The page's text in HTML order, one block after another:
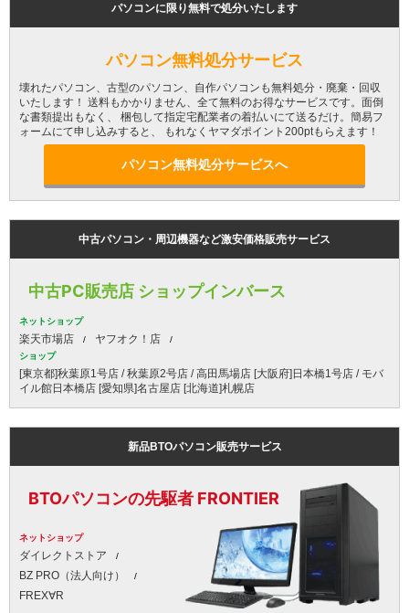
パソコンに限り無料で処分いたします
パソコン無料処分サービス
壊れたパソコン、古型のパソコン、自作パソコンも無料処分・廃棄・回収
いたします！ 送料もかかりません、全て無料のお得なサービスです。面倒
な書類提出もなく、 梱包して指定宅配業者の着払いにて送るだけ。簡易フ
ォームにて申し込みすると、 もれなくヤマダポイント200ptもらえます！
パソコン無料処分サービスへ
中古パソコン・周辺機器など激安価格販売サービス
中古PC販売店 ショップインバース
ネットショップ
楽天市場店 ヤフオク！店
ショップ
[東京都]秋葉原1号店 / 秋葉原2号店 / 高田馬場店 [大阪府]日本橋1号店 / モバ
イル館日本橋店 [愛知県]名古屋店 [北海道]札幌店
新品BTOパソコン販売サービス
BTOパソコンの先駆者 FRONTIER
ネットショップ
ダイレクトストア
BZ PRO（法人向け）
FREX∀R